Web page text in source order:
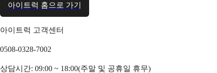
아이트럭 홈으로 가기
아이트럭 고객센터
0508-0328-7002
상담시간: 09:00 ~ 18:00(주말 및 공휴일 휴무)